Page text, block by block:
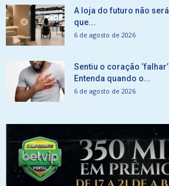
A loja do futuro não
que...
6 de agosto de 2026
Sentiu o coração
Entenda quando o...
6 de agosto de 2026